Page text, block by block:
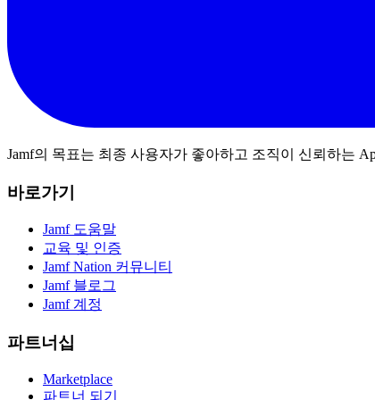
Jamf의 목표는 최종 사용자가 좋아하고 조직이 신뢰하는
바로가기
Jamf 도움말
교육 및 인증
Jamf Nation 커뮤니티
Jamf 블로그
Jamf 계정
파트너십
Marketplace
파트너 되기